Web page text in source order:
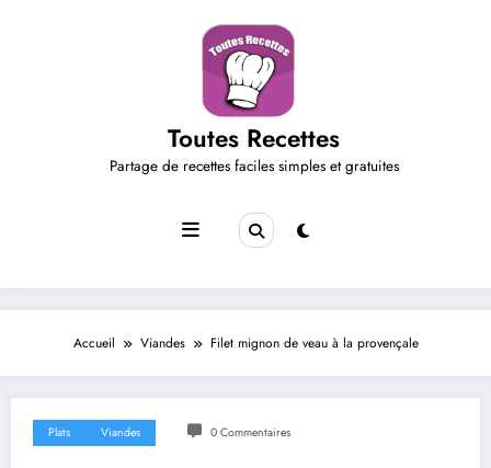
Toutes Recettes
Partage de recettes faciles simples et gratuites
Accueil Viandes Filet mignon de veau à la provençale
Plats Viandes 0 Commentaires